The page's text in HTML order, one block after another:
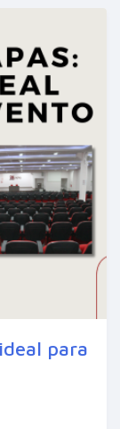
para